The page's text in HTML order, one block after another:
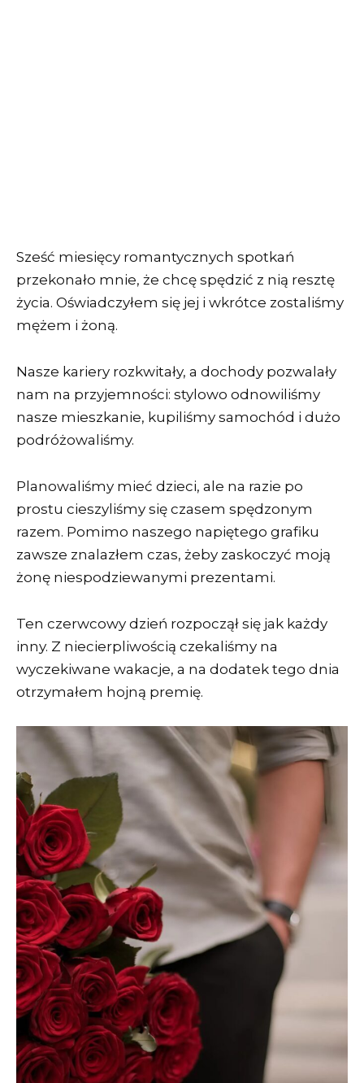
Sześć miesięcy romantycznych spotkań
przekonało mnie, że chcę spędzić z nią resztę
życia. Oświadczyłem się jej i wkrótce zostaliśmy
mężem i żoną.
Nasze kariery rozkwitały, a dochody pozwalały
nam na przyjemności: stylowo odnowiliśmy
nasze mieszkanie, kupiliśmy samochód i dużo
podróżowaliśmy.
Planowaliśmy mieć dzieci, ale na razie po
prostu cieszyliśmy się czasem spędzonym
razem. Pomimo naszego napiętego grafiku
zawsze znalazłem czas, żeby zaskoczyć moją
żonę niespodziewanymi prezentami.
Ten czerwcowy dzień rozpoczął się jak każdy
inny. Z niecierpliwością czekaliśmy na
wyczekiwane wakacje, a na dodatek tego dnia
otrzymałem hojną premię.